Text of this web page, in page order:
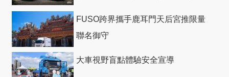
FUSO跨界攜手鹿耳門天后宮推限量
聯名御守
大車視野盲點體驗安全宣導